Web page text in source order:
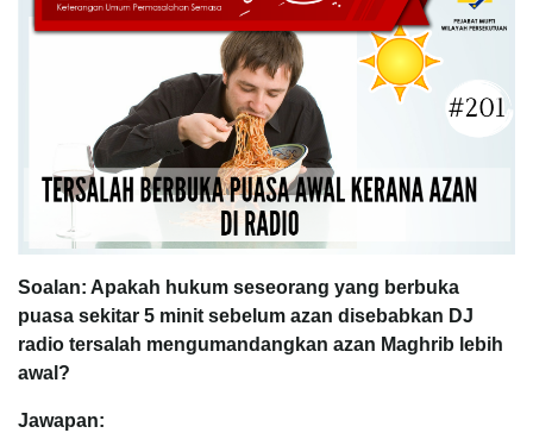
Soalan: Apakah hukum seseorang yang berbuka
puasa sekitar 5 minit sebelum azan disebabkan DJ
radio tersalah mengumandangkan azan Maghrib lebih
awal?
Jawapan: